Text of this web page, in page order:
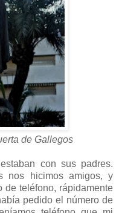
de Gallegos
con sus padres.
nos hicimos amigos, y
de teléfono, rápidamente
pedido el número de